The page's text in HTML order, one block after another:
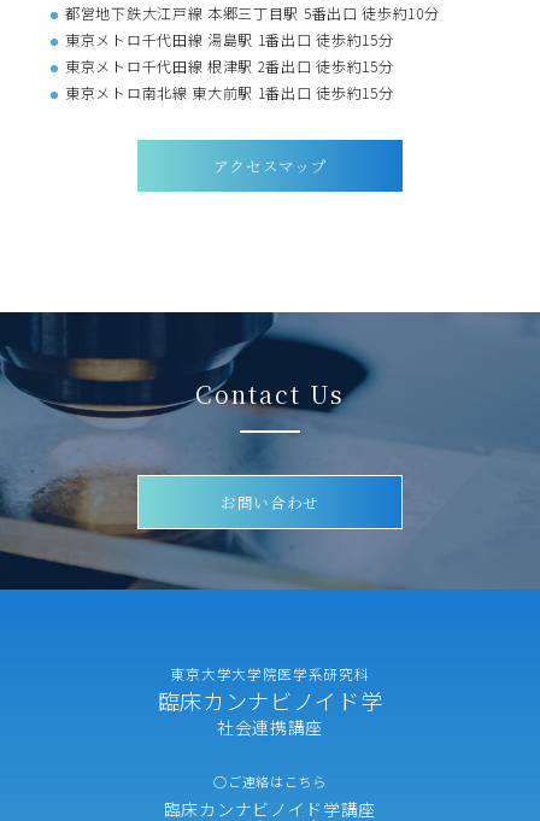
都営地下鉄大江戸線 本郷三丁目駅 5番出口 徒歩約10分
東京メトロ千代田線 湯島駅 1番出口 徒歩約15分
東京メトロ千代田線 根津駅 2番出口 徒歩約15分
東京メトロ南北線 東大前駅 1番出口 徒歩約15分
アクセスマップ
Contact Us
お問い合わせ
東京大学大学院医学系研究科
臨床カンナビノイド学
社会連携講座
○ご連絡はこちら
臨床カンナビノイド学講座